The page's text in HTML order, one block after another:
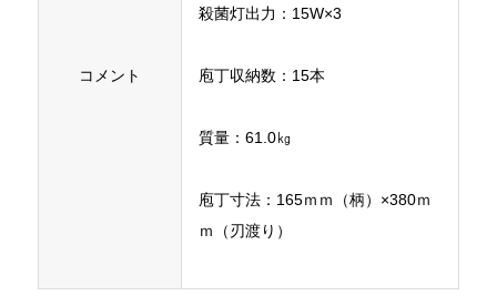
コメント
殺菌灯出力：15W×3
庖丁収納数：15本
質量：61.0㎏
庖丁寸法：165ｍｍ（柄）×380ｍ
ｍ（刃渡り）